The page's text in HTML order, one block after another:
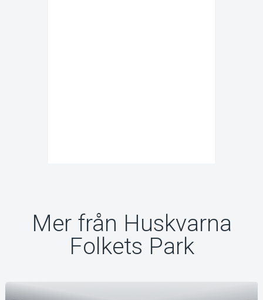
Mer från Huskvarna
Folkets Park